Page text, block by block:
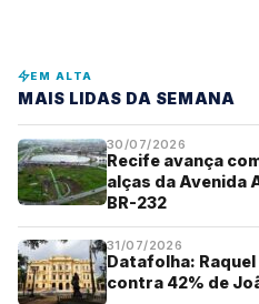
EM ALTA
MAIS LIDAS DA SEMANA
30/07/2026
Recife avança
alças da Avenida
BR-232
31/07/2026
Datafolha:
contra 42% de